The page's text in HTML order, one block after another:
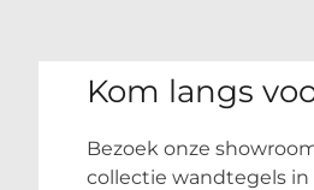
Kom langs
Bezoek onze
collectie wandtegels in